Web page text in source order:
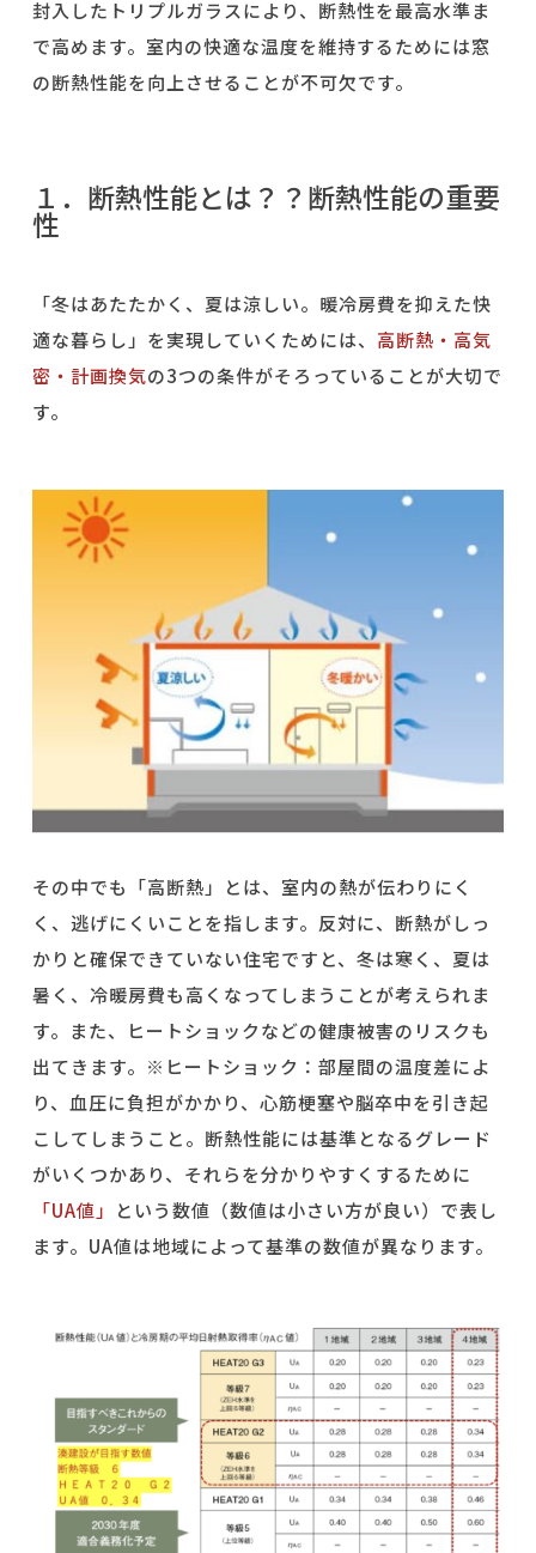
封入したトリプルガラスにより、断熱性を最高水準ま
で高めます。室内の快適な温度を維持するためには窓
の断熱性能を向上させることが不可欠です。
１．断熱性能とは？？断熱性能の重要
性
「冬はあたたかく、夏は涼しい。暖冷房費を抑えた快
適な暮らし」を実現していくためには、 高断熱・高気
密・計画換気の3つの条件がそろっていることが大切で
す。
その中でも「高断熱」とは、室内の熱が伝わりにく
く、逃げにくいことを指します。反対に、断熱がしっ
かりと確保できていない住宅ですと、冬は寒く、夏は
暑く、冷暖房費も高くなってしまうことが考えられま
す。また、ヒートショックなどの健康被害のリスクも
出てきます。※ヒートショック：部屋間の温度差によ
り、血圧に負担がかかり、心筋梗塞や脳卒中を引き起
こしてしまうこと。断熱性能には基準となるグレード
がいくつかあり、それらを分かりやすくするために
「UA値」
という数値（数値は小さい方が良い）で表し
ます。UA値は地域によって基準の数値が異なります。